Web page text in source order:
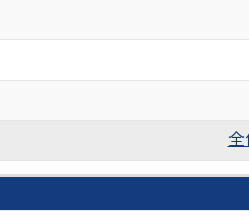
全